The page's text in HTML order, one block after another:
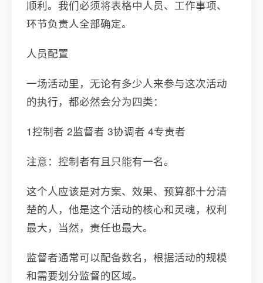
顺利。我们必须将表格中人员、工作事项、
环节负责人全部确定。
人员配置
一场活动里，无论有多少人来参与这次活动
的执行，都必然会分为四类：
1控制者 2监督者 3协调者 4专责者
注意：控制者有且只能有一名。
这个人应该是对方案、效果、预算都十分清
楚的人，他是这个活动的核心和灵魂，权利
最大，当然，责任也最大。
监督者通常可以配备数名，根据活动的规模
和需要划分监督的区域。